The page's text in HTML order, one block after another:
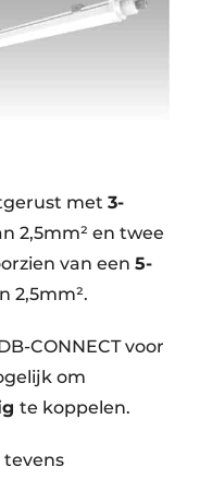
met 3-
2,5mm² en twee
van een 5-
2,5mm².
CONNECT voor
om
te koppelen.
tevens